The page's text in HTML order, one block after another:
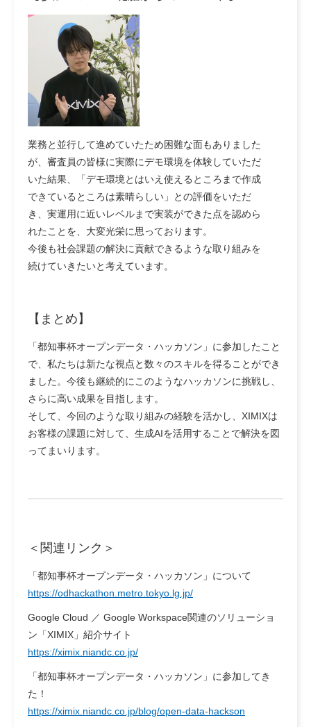
業務と並行して進めていたため困難な面もありました
が、審査員の皆様に実際にデモ環境を体験していただ
いた結果、「デモ環境とはいえ使えるところまで作成
できているところは素晴らしい」との評価をいただ
き、実運用に近いレベルまで実装ができた点を認めら
れたことを、大変光栄に思っております。
今後も社会課題の解決に貢献できるような取り組みを
続けていきたいと考えています。
【まとめ】
「都知事杯オープンデータ・ハッカソン」に参加したこと
で、私たちは新たな視点と数々のスキルを得ることができ
ました。今後も継続的にこのようなハッカソンに挑戦し、
さらに高い成果を目指します。
そして、今回のような取り組みの経験を活かし、XIMIXは
お客様の課題に対して、生成AIを活用することで解決を図
ってまいります。
＜関連リンク＞
「都知事杯オープンデータ・ハッカソン」について
https://odhackathon.metro.tokyo.lg.jp/
Google Cloud ／ Google Workspace関連のソリューショ
ン「XIMIX」紹介サイト
https://ximix.niandc.co.jp/
「都知事杯オープンデータ・ハッカソン」に参加してき
た！
https://ximix.niandc.co.jp/blog/open-data-hackson